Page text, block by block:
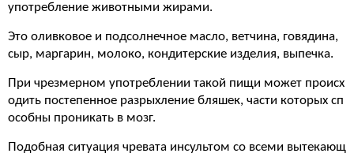
употребление животными жирами.
Это оливковое и подсолнечное масло, ветчина, говядина,
сыр, маргарин, молоко, кондитерские изделия, выпечка.
При чрезмерном употреблении такой пищи может происх
одить постепенное разрыхление бляшек, части которых сп
особны проникать в мозг.
Подобная ситуация чревата инсультом со всеми вытекающ